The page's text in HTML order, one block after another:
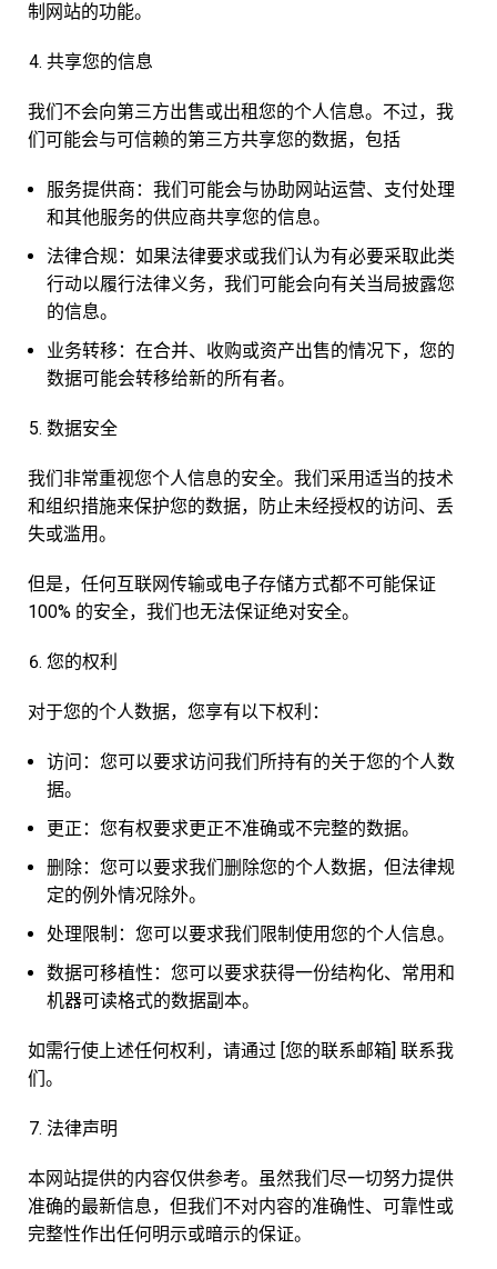
制网站的功能。
共享您的信息
我们不会向第三方出售或出租您的个人信息。不过，我
们可能会与可信赖的第三方共享您的数据，包括
服务提供商：我们可能会与协助网站运营、支付处理
和其他服务的供应商共享您的信息。
法律合规：如果法律要求或我们认为有必要采取此类
行动以履行法律义务，我们可能会向有关当局披露您
的信息。
业务转移：在合并、收购或资产出售的情况下，您的
数据可能会转移给新的所有者。
数据安全
我们非常重视您个人信息的安全。我们采用适当的技术
和组织措施来保护您的数据，防止未经授权的访问、丢
失或滥用。
但是，任何互联网传输或电子存储方式都不可能保证
100% 的安全，我们也无法保证绝对安全。
您的权利
对于您的个人数据，您享有以下权利：
访问：您可以要求访问我们所持有的关于您的个人数
据。
更正：您有权要求更正不准确或不完整的数据。
删除：您可以要求我们删除您的个人数据，但法律规
定的例外情况除外。
处理限制：您可以要求我们限制使用您的个人信息。
数据可移植性：您可以要求获得一份结构化、常用和
机器可读格式的数据副本。
如需行使上述任何权利，请通过 [您的联系邮箱] 联系我
们。
法律声明
本网站提供的内容仅供参考。虽然我们尽一切努力提供
准确的最新信息，但我们不对内容的准确性、可靠性或
完整性作出任何明示或暗示的保证。